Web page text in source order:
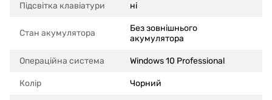
Підсвітка клавіатури ні
Стан акумулятора
Без зовнішнього
акумулятора
Операційна система Windows 10 Professional
Колір Чорний